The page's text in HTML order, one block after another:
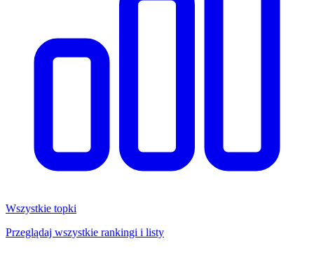
Wszystkie topki
Przeglądaj wszystkie rankingi i listy